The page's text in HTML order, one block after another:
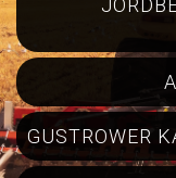
GUSTROWER